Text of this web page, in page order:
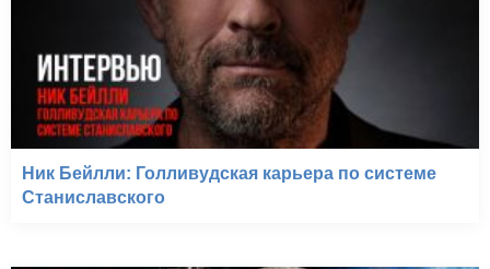
Ник Бейлли: Голливудская карьера по системе
Станиславского